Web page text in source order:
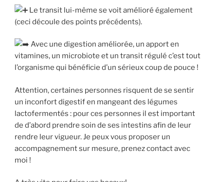
Le transit lui-même se voit amélioré également
(ceci découle des points précédents).
Avec une digestion améliorée, un apport en
vitamines, un microbiote et un transit régulé c’est tout
l’organisme qui bénéficie d’un sérieux coup de pouce !
Attention, certaines personnes risquent de se sentir
un inconfort digestif en mangeant des légumes
lactofermentés : pour ces personnes il est important
de d’abord prendre soin de ses intestins afin de leur
rendre leur vigueur. Je peux vous proposer un
accompagnement sur mesure, prenez contact avec
moi !